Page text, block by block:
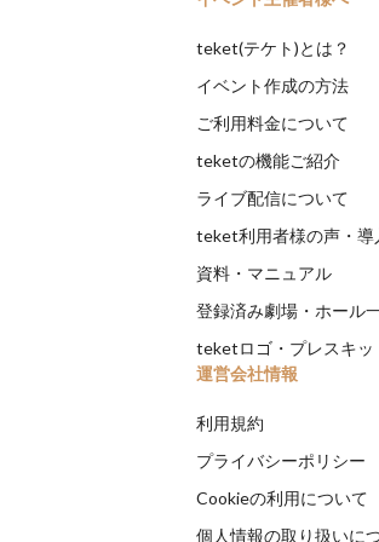
teket(テケト)とは？
イベント作成の方法
ご利用料金について
teketの機能ご紹介
ライブ配信について
teket利用者様の声・導
資料・マニュアル
登録済み劇場・ホール
teketロゴ・プレスキッ
運営会社情報
利用規約
プライバシーポリシー
Cookieの利用について
個人情報の取り扱いに